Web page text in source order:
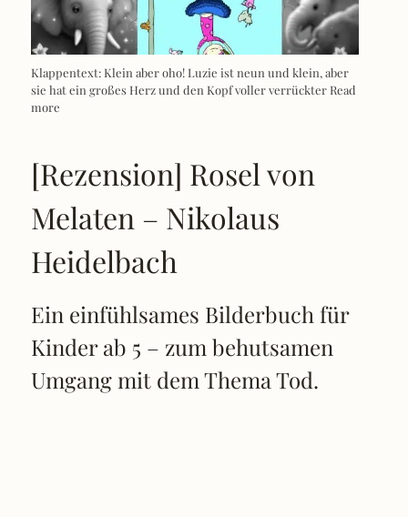
Klappentext: Klein aber oho! Luzie ist neun und klein, aber
sie hat ein großes Herz und den Kopf voller verrückter Read
more
[Rezension] Rosel von
Melaten – Nikolaus
Heidelbach
Ein einfühlsames Bilderbuch für
Kinder ab 5 – zum behutsamen
Umgang mit dem Thema Tod.